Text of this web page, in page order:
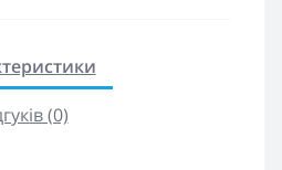
(0)